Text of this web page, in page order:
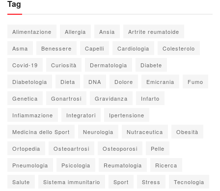
Tag
Alimentazione Allergia Ansia Artrite reumatoide
Asma Benessere Capelli Cardiologia Colesterolo
Covid-19 Curiosità Dermatologia Diabete
Diabetologia Dieta DNA Dolore Emicrania Fumo
Genetica Gonartrosi Gravidanza Infarto
Infiammazione Integratori Ipertensione
Medicina dello Sport Neurologia Nutraceutica Obesità
Ortopedia Osteoartrosi Osteoporosi Pelle
Pneumologia Psicologia Reumatologia Ricerca
Salute Sistema immunitario Sport Stress Tecnologia